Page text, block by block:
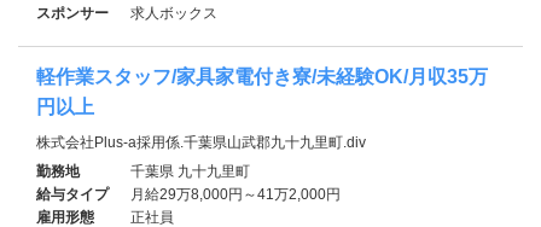
スポンサー
求人ボックス
軽作業スタッフ/家具家電付き寮/未経験OK/月収35万
円以上
株式会社Plus-a採用係.千葉県山武郡九十九里町.div
勤務地
千葉県 九十九里町
給与タイプ
月給29万8,000円～41万2,000円
雇用形態
正社員